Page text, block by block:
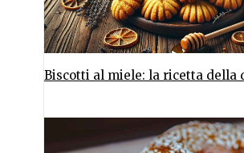
Biscotti al miele: la ricetta della